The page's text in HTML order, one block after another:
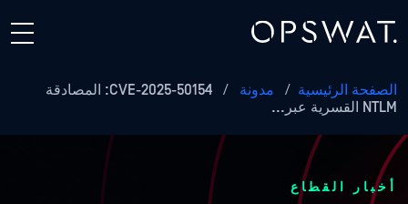
الصفحة الرئيسية / مدونة /
CVE-2025-50154: المصادقة
NTLM القسرية عبر...
أخبار القطاع